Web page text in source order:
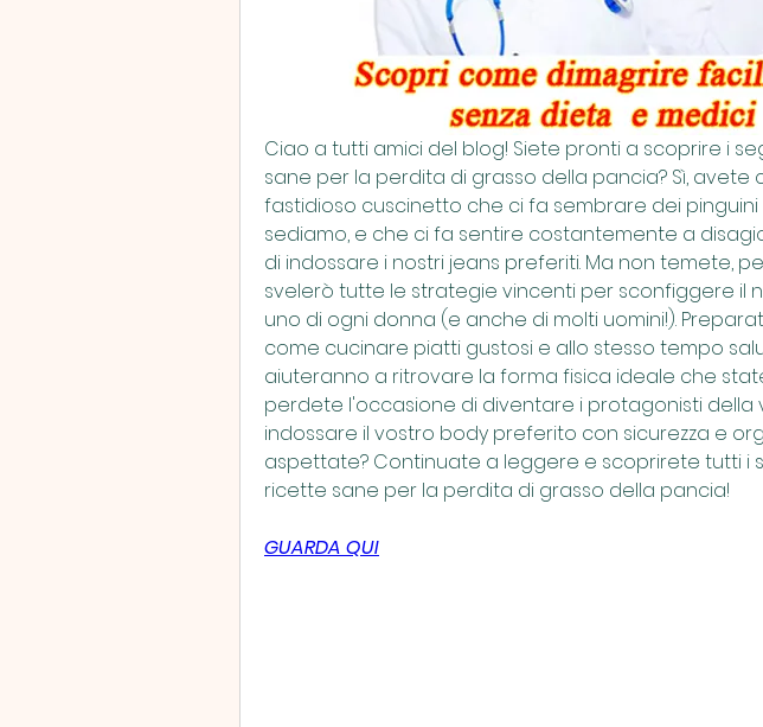
Ciao a tutti amici del blog! Siete pronti a scoprire i
sane per la perdita di grasso della pancia? Sì, avete
fastidioso cuscinetto che ci fa sembrare dei
sediamo, e che ci fa sentire costantemente a
di indossare i nostri jeans preferiti. Ma non temete,
svelerò tutte le strategie vincenti per sconfiggere il
uno di ogni donna (e anche di molti uomini!).
come cucinare piatti gustosi e allo stesso tempo
aiuteranno a ritrovare la forma fisica ideale che
perdete l'occasione di diventare i protagonisti della
indossare il vostro body preferito con sicurezza e
aspettate? Continuate a leggere e scoprirete tutti i
ricette sane per la perdita di grasso della pancia!
GUARDA QUI